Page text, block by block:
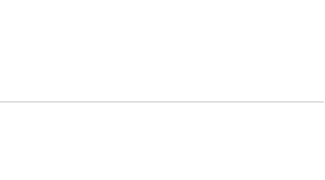
MITHILFE DIESES ARTIKELS